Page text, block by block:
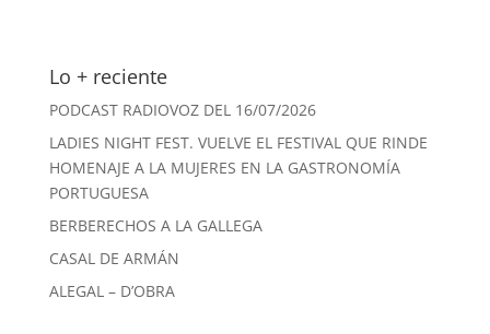
Lo + reciente
PODCAST RADIOVOZ DEL 16/07/2026
LADIES NIGHT FEST. VUELVE EL FESTIVAL QUE RINDE
HOMENAJE A LA MUJERES EN LA GASTRONOMÍA
PORTUGUESA
BERBERECHOS A LA GALLEGA
CASAL DE ARMÁN
ALEGAL – D’OBRA